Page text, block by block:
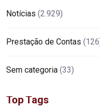
Notícias (2.929)
Prestação de Contas
Sem categoria (33)
Top Tags